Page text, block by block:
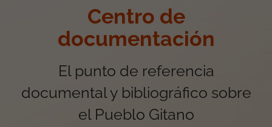
Centro de
documentación
El punto de referencia
documental y bibliográfico sobre
el Pueblo Gitano